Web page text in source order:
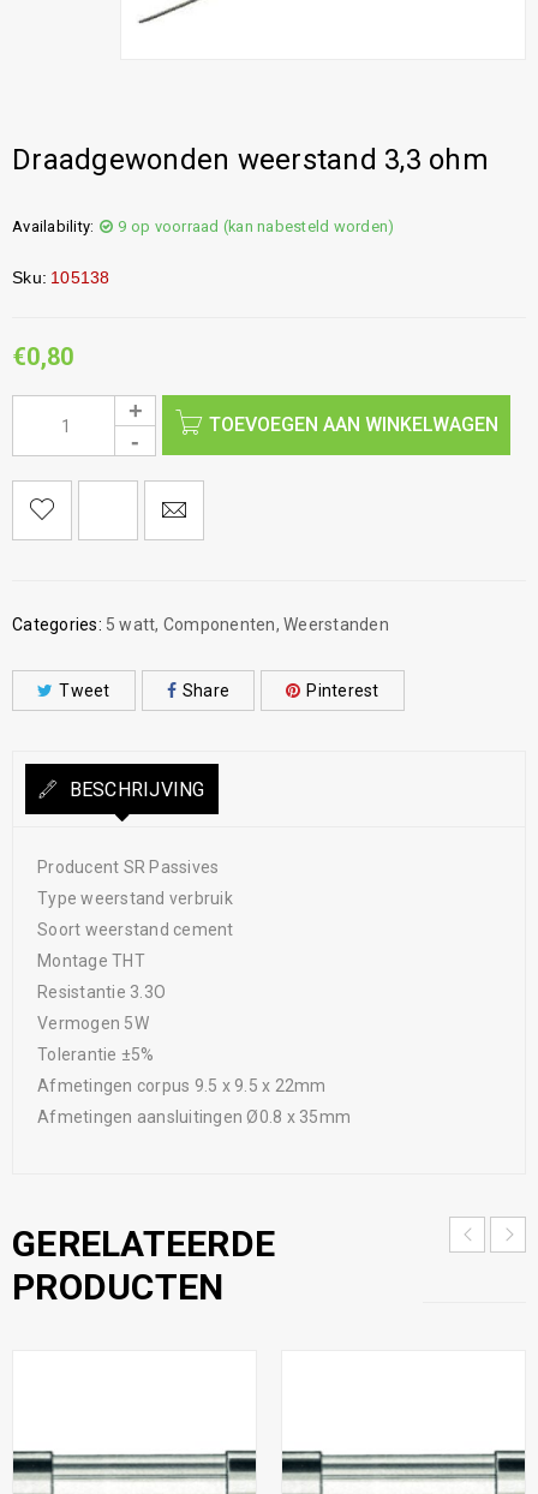
Draadgewonden weerstand 3,3 ohm
Availability: 9 op voorraad (kan nabesteld worden)
Sku: 105138
€0,80
TOEVOEGEN AAN WINKELWAGEN
Categories: 5 watt, Componenten, Weerstanden
Tweet Share Pinterest
BESCHRIJVING
Producent SR Passives
Type weerstand verbruik
Soort weerstand cement
Montage THT
Resistantie 3.3O
Vermogen 5W
Tolerantie ±5%
Afmetingen corpus 9.5 x 9.5 x 22mm
Afmetingen aansluitingen Ø0.8 x 35mm
GERELATEERDE
PRODUCTEN